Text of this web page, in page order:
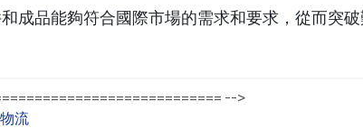
成品能夠符合國際市場的需求和要求，從而突破
-->
流